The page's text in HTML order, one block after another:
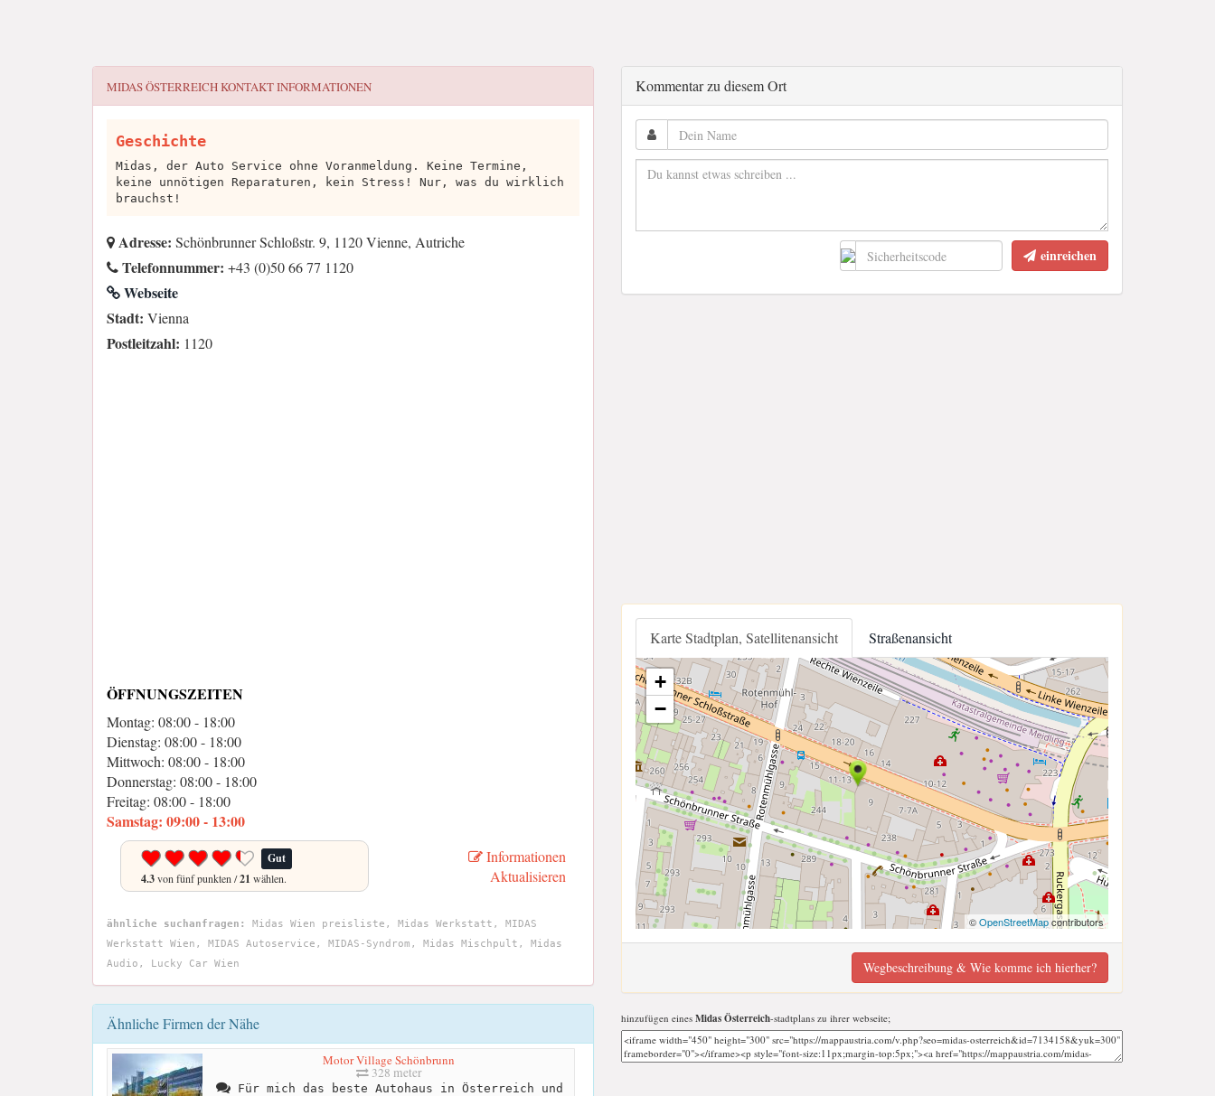
MIDAS ÖSTERREICHKONTAKT INFORMATIONEN
Geschichte
Midas, der Auto Service ohne Voranmeldung. Keine Termine,
keine unnötigen Reparaturen, kein Stress! Nur, was du wirklich
brauchst!
Adresse: Schönbrunner Schloßstr. 9, 1120 Vienne, Autriche
Telefonnummer: +43 (0)50 66 77 1120
Webseite
Stadt: Vienna
Postleitzahl: 1120
ÖFFNUNGSZEITEN
Montag: 08:00 - 18:00
Dienstag: 08:00 - 18:00
Mittwoch: 08:00 - 18:00
Donnerstag: 08:00 - 18:00
Freitag: 08:00 - 18:00
Samstag: 09:00 - 13:00
Gut
4.3von fünf punkten /21 wählen.
Informationen
Aktualisieren
ähnliche suchanfragen:
Midas Wien preisliste, Midas Werkstatt, MIDAS
Werkstatt Wien, MIDAS Autoservice, MIDAS-Syndrom, Midas Mischpult, Midas
Audio, Lucky Car Wien
Ähnliche Firmen der Nähe
Motor Village Schönbrunn
328 meter
Für mich das beste Autohaus in Österreich und
Kommentar zu diesem Ort
einreichen
Karte Stadtplan, Satellitenansicht Straßenansicht
+
−
©OpenStreetMapcontributors
Wegbeschreibung & Wie komme ich hierher?
hinzufügen eines Midas Österreich-stadtplans zu ihrer webseite;